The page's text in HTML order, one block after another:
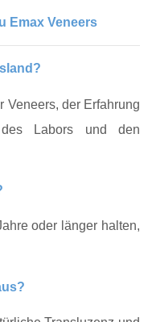
Emax Veneers
Veneers, der Erfahrung
Labors und den
oder länger halten,